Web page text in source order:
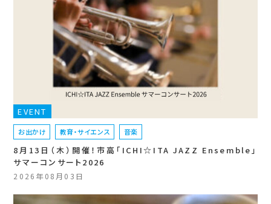
EVENT
お出かけ 教育・サイエンス 音楽
8月13日（木）開催！市高「ICHI☆ITA JAZZ Ensemble」
サマーコンサート2026
2026年08月03日